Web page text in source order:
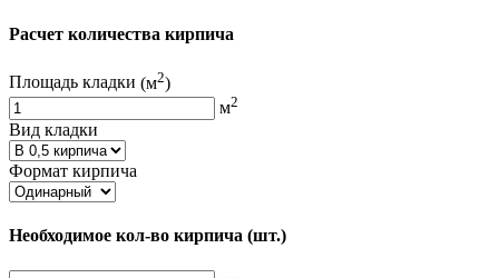
Расчет количества кирпича
Площадь кладки (м2)
м2
Вид кладки
Формат кирпича
Необходимое кол-во кирпича (шт.)